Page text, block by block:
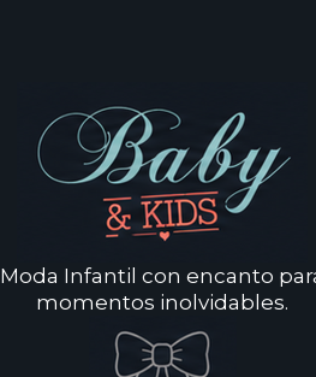
Moda Infantil con encanto
momentos inolvidables.